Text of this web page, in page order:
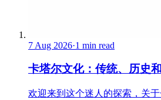
7 Aug 2026·1 min read
卡塔尔文化：传统、历史
欢迎来到这个迷人的探索，关